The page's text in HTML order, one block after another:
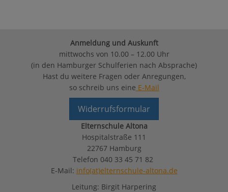
Anmeldung und Auskunft
mittwochs von 10.00 – 12.00 Uhr
(in den Hamburger Schulferien nach Absprache)
Hast du weitere Fragen oder Anregungen,
so schreib uns eine E-Mail
Widerrufsformular
Elternschule Altona
Hospitalstraße 111
22767 Hamburg
Telefon 040 33 45 71 82
E-Mail: info(at)elternschule-altona.de
Leitung: Birgit Harpering